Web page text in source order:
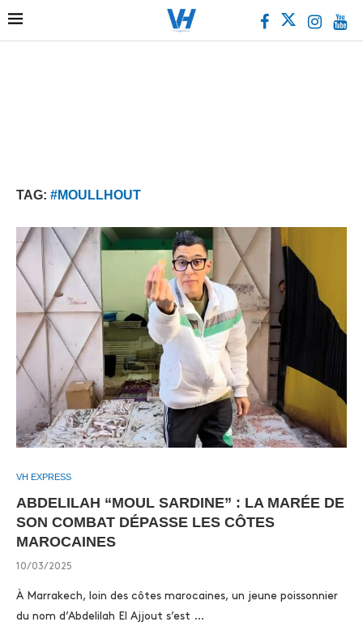
TAG: #MOULLHOUT
VH EXPRESS
ABDELILAH “MOUL SARDINE” : LA MARÉE DE
SON COMBAT DÉPASSE LES CÔTES
MAROCAINES
10/03/2025
À Marrakech, loin des côtes marocaines, un jeune poissonnier
du nom d’Abdelilah El Ajjout s’est …